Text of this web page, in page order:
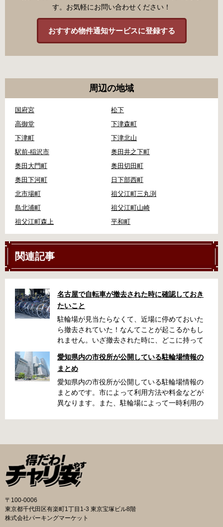
す。お気軽にお問い合わせください！
おすすめ物件通知サービスに登録する
周辺の地域
国府宮
松下
高御堂
下津森町
下津町
下津北山
駅前-稲沢市
奥田井之下町
奥田大門町
奥田切田町
奥田下河町
日下部西町
北市場町
祖父江町三丸渕
島北浦町
祖父江町山崎
祖父江町森上
平和町
関連記事
名古屋で自転車が撤去された時に確認しておき
たいこと
駐輪場が見当たらなくて、近場に停めておいた
ら撤去されていた！なんてことが起こるかもし
れません。いざ撤去された時に、どこに持って
名古屋周辺で自転車が撤去された時に知ってお
くと便利な情報をまとめました。 一宮市で撤去
された場合 一宮市役所 一宮駅・自転車一時保管
所 住所 一宮市栄4丁目6-11 電話 0586-71-7100
最寄駅 JR東海道本線尾張一宮駅より 徒歩4分 返
千種区吹上1丁目(若宮大通内) 電話 052-731-
8544 最寄駅 市バス「千早」下車、花田公園北
名古屋高速高架下より 徒歩2分 返還の際に必要
な書類 返還料 3,500円 自転車の鍵 身分証明証
印鑑 名古屋市HPはこちら 豊田市で撤去された
市朝日ケ丘6丁目74 電話 0565-34-5200 最寄駅
愛知環状鉄道線新上挙母駅より 徒歩15分 返還
愛知県内の市役所が公開している駐輪場情報の
まとめ
愛知県内の市役所が公開している駐輪場情報の
まとめです。市によって利用方法や料金などが
異なります。また、駐輪場によって一時利用の
の自転車駐輪場 利用方法 利用登録申請書の提出
詳しくは直接管理事務所へお尋ねください。 利
用料金 登録手数料 不要です。 定期利用料金 一
般：2,500円／月 大学生等：1,700円／月 高校
生以下：1,500円／月 一部の方は全額免除とな
障害者手帳をお持ちの方…等） 詳しくは、市役
所にお問い合わせください。 一時利用料金 1日
〒100-0006
東京都千代田区有楽町1丁目1-3 東京宝塚ビル8階
株式会社パーキングマーケット